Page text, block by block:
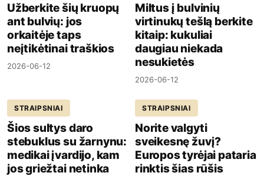
Užberkite šių kruopų
ant bulvių: jos
orkaitėje taps
neįtikėtinai traškios
2026-06-12
Miltus į bulvinių
virtinukų tešlą berkite
kitaip: kukuliai
daugiau niekada
nesukietės
2026-06-12
STRAIPSNIAI
Šios sultys daro
stebuklus su žarnynu:
medikai įvardijo, kam
jos griežtai netinka
STRAIPSNIAI
Norite valgyti
sveikesnę žuvį?
Europos tyrėjai pataria
rinktis šias rūšis